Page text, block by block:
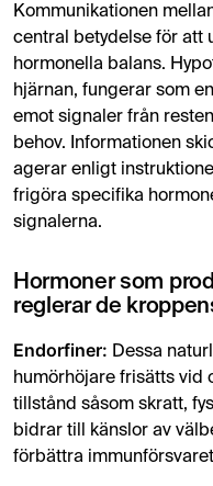
Prolaktin:
Antidiuretiskt
Oxytocin: Känt
Hypofysen är
Kommunikationen
central betydelse för att
hormonella balans.
hjärnan, fungerar som
emot signaler från
behov. Informationen
agerar enligt
frigöra specifika
signalerna.
Hormoner som
reglerar de
Endorfiner: Dessa
humörhöjare frisätts vid
tillstånd såsom skratt,
bidrar till känslor av
förbättra